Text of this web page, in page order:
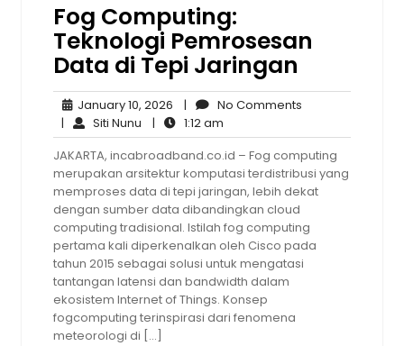
Fog Computing:
Teknologi Pemrosesan
Data di Tepi Jaringan
January 10, 2026 January
10,
2026
| No Comments
| Siti Nunu Siti
Nunu
| 1:12 am
am
JAKARTA, incabroadband.co.id – Fog computing
merupakan arsitektur komputasi terdistribusi yang
memproses data di tepi jaringan, lebih dekat
dengan sumber data dibandingkan cloud
computing tradisional. Istilah fog computing
pertama kali diperkenalkan oleh Cisco pada
tahun 2015 sebagai solusi untuk mengatasi
tantangan latensi dan bandwidth dalam
ekosistem Internet of Things. Konsep
fogcomputing terinspirasi dari fenomena
meteorologi di […]